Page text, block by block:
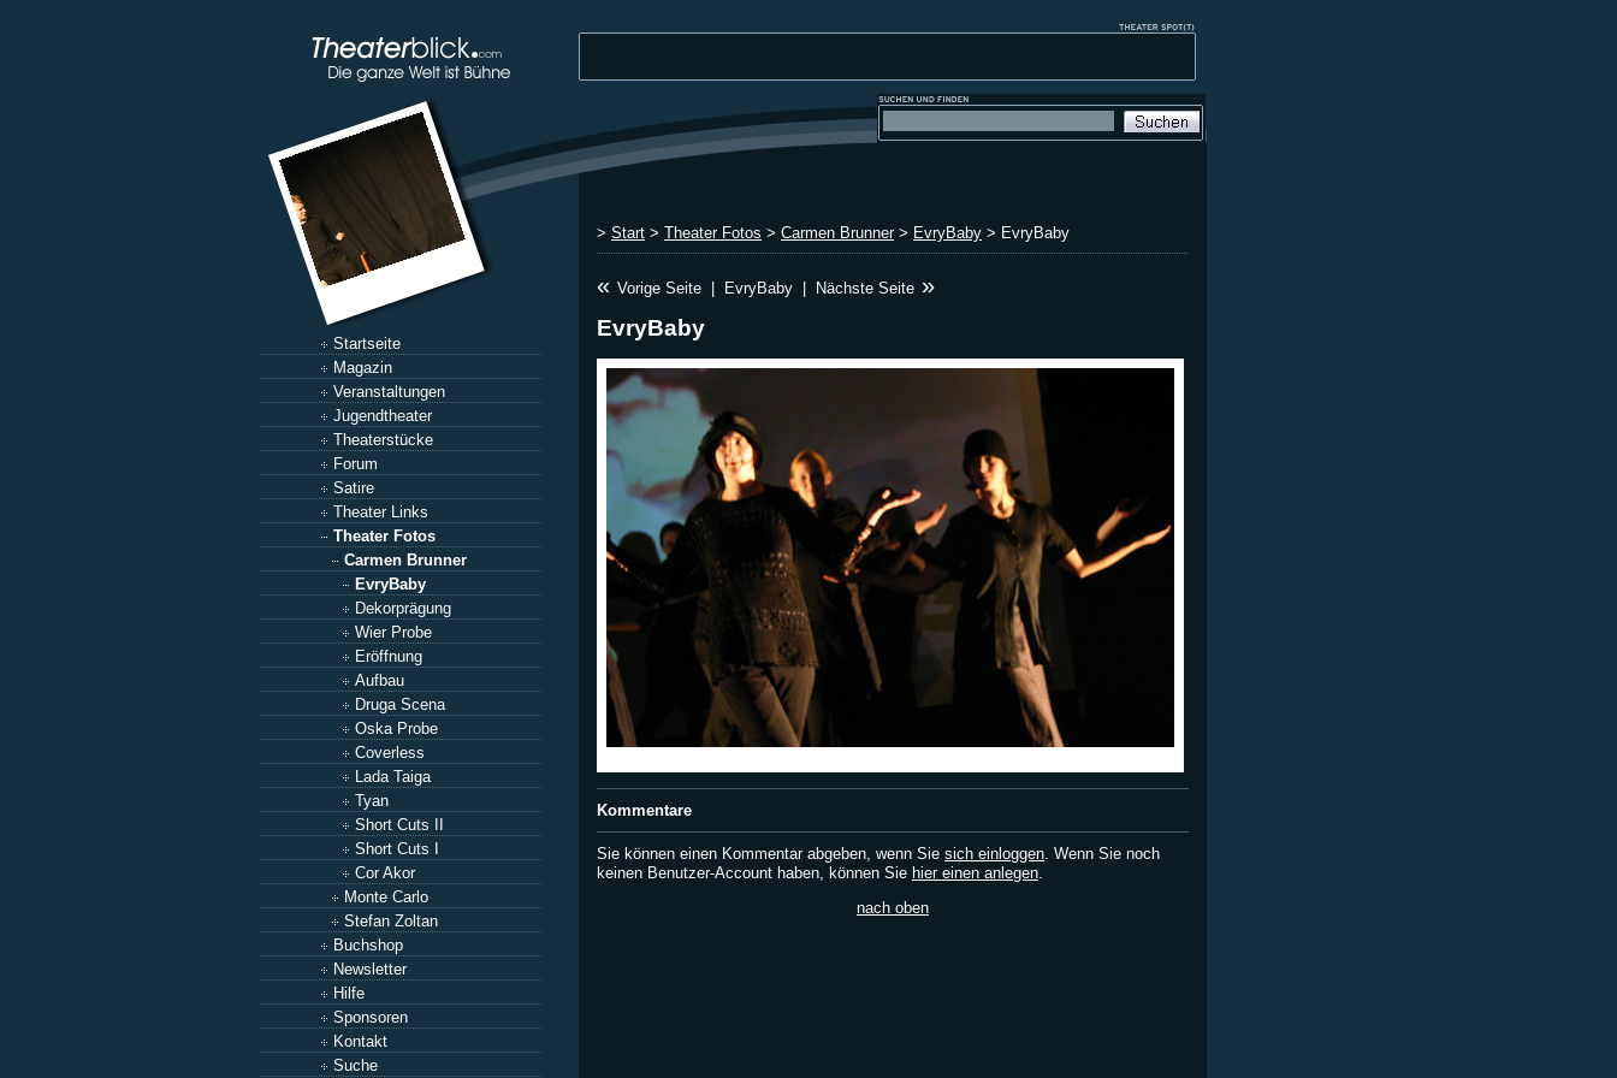
Startseite
Magazin
Veranstaltungen
Jugendtheater
Theaterstücke
Forum
Satire
Theater Links
Theater Fotos
Carmen Brunner
EvryBaby
Dekorprägung
Wier Probe
Eröffnung
Aufbau
Druga Scena
Oska Probe
Coverless
Lada Taiga
Tyan
Short Cuts II
Short Cuts I
Cor Akor
Monte Carlo
Stefan Zoltan
Buchshop
Newsletter
Hilfe
Sponsoren
Kontakt
Suche
> Start > Theater Fotos > Carmen Brunner> EvryBaby > EvryBaby
« Vorige Seite EvryBaby Nächste Seite »
EvryBaby
Kommentare
Sie können einen Kommentar abgeben, wenn Sie sich einloggen . Wenn Sie noch
keinen Benutzer-Account haben, können Sie hier einen anlegen
nach oben